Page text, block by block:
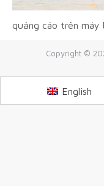
quảng cáo trên máy
Copyright ©
English